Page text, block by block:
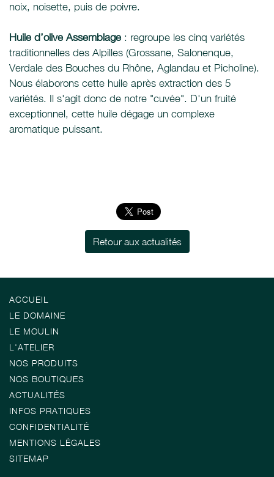
noix, noisette, puis de poivre.
Huile d’olive Assemblage : regroupe les cinq variétés
traditionnelles des Alpilles (Grossane, Salonenque,
Verdale des Bouches du Rhône, Aglandau et Picholine).
Nous élaborons cette huile après extraction des 5
variétés. Il s'agit donc de notre "cuvée". D'un fruité
exceptionnel, cette huile dégage un complexe
aromatique puissant.
Retour aux actualités
ACCUEIL
LE DOMAINE
LE MOULIN
L'ATELIER
NOS PRODUITS
NOS BOUTIQUES
ACTUALITÉS
INFOS PRATIQUES
CONFIDENTIALITÉ
MENTIONS LÉGALES
SITEMAP